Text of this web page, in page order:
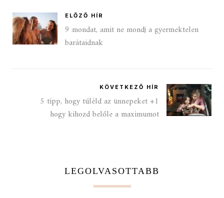
ELŐZŐ HÍR
9 mondat, amit ne mondj a gyermektelen
barátaidnak
KÖVETKEZŐ HÍR
5 tipp, hogy túléld az ünnepeket +1
hogy kihozd belőle a maximumot
LEGOLVASOTTABB